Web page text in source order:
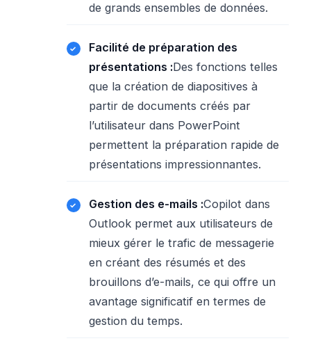
de grands ensembles de données.
Facilité de préparation des
présentations :Des fonctions telles
que la création de diapositives à
partir de documents créés par
l’utilisateur dans PowerPoint
permettent la préparation rapide de
présentations impressionnantes.
Gestion des e-mails :Copilot dans
Outlook permet aux utilisateurs de
mieux gérer le trafic de messagerie
en créant des résumés et des
brouillons d’e-mails, ce qui offre un
avantage significatif en termes de
gestion du temps.